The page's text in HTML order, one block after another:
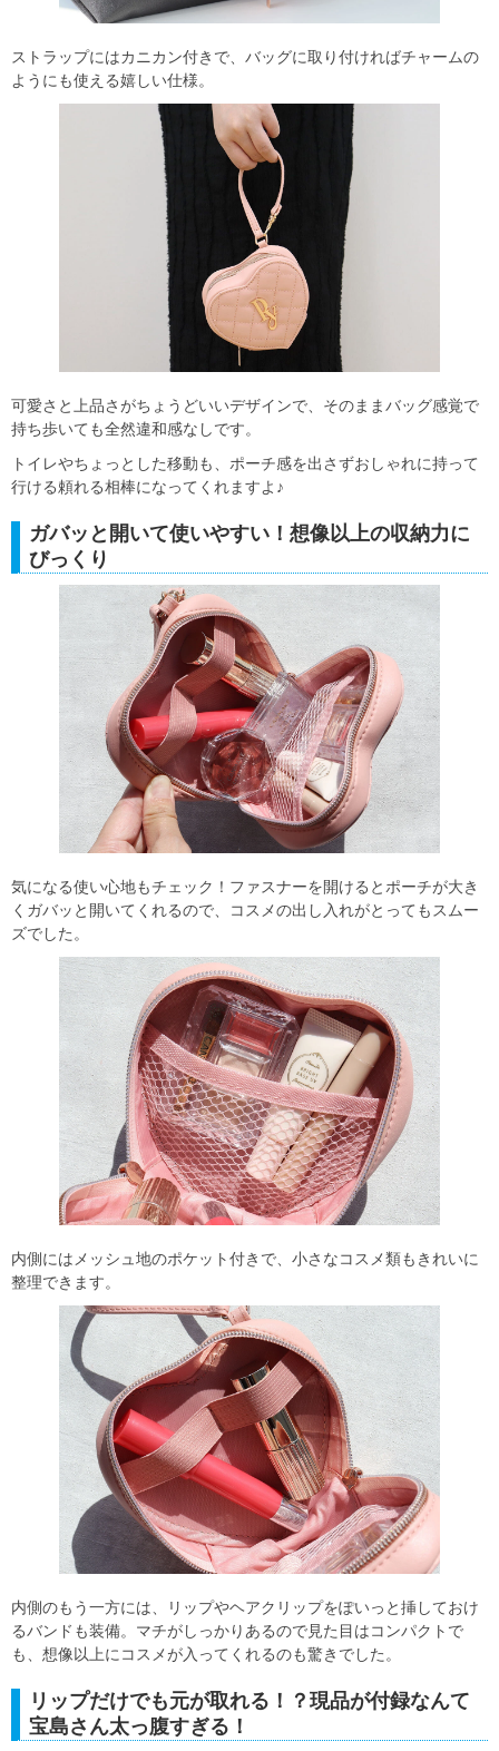
ストラップにはカニカン付きで、バッグに取り付ければチャームの
ようにも使える嬉しい仕様。
可愛さと上品さがちょうどいいデザインで、そのままバッグ感覚で
持ち歩いても全然違和感なしです。
トイレやちょっとした移動も、ポーチ感を出さずおしゃれに持って
行ける頼れる相棒になってくれますよ♪
ガバッと開いて使いやすい！想像以上の収納力に
びっくり
気になる使い心地もチェック！ファスナーを開けるとポーチが大き
くガバッと開いてくれるので、コスメの出し入れがとってもスムー
ズでした。
内側にはメッシュ地のポケット付きで、小さなコスメ類もきれいに
整理できます。
内側のもう一方には、リップやヘアクリップをぽいっと挿しておけ
るバンドも装備。マチがしっかりあるので見た目はコンパクトで
も、想像以上にコスメが入ってくれるのも驚きでした。
リップだけでも元が取れる！？現品が付録なんて
宝島さん太っ腹すぎる！